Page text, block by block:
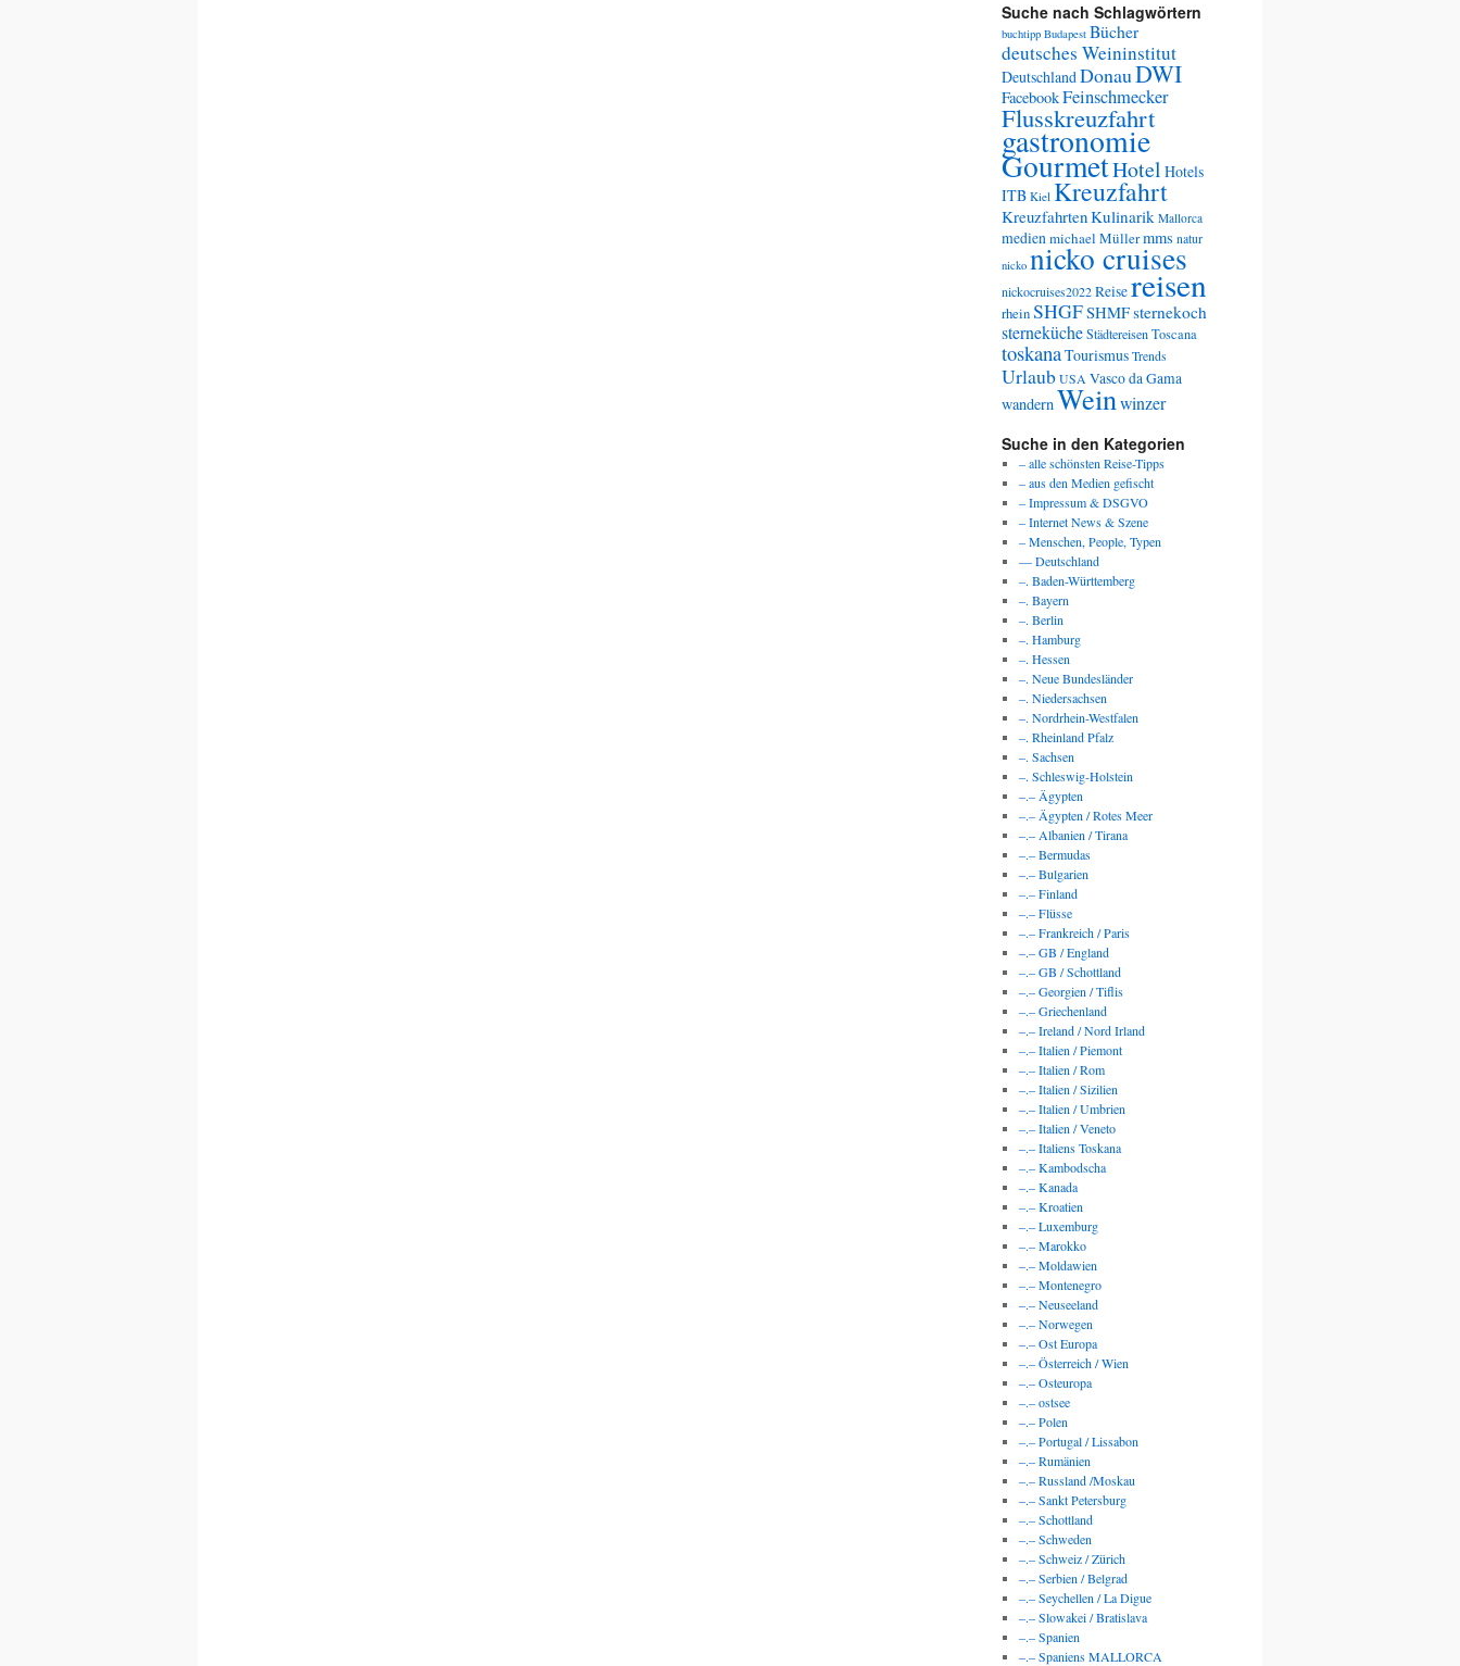
Suche nach Schlagwörtern
buchtipp Budapest Bücher
deutsches Weininstitut
DeutschlandDonauDWI
FacebookFeinschmecker
Flusskreuzfahrt
gastronomie
GourmetHotel Hotels
ITB Kiel Kreuzfahrt
KreuzfahrtenKulinarik Mallorca
medienmichael Müllermms natur
nicko nicko cruises
nickocruises2022Reisereisen
rheinSHGFSHMFsternekoch
sternekücheStädtereisenToscana
toskanaTourismus Trends
Urlaub USA Vasco da Gama
wandernWeinwinzer
Suche in den Kategorien
– alle schönsten Reise-Tipps
– aus den Medien gefischt
– Impressum & DSGVO
– Internet News & Szene
– Menschen, People, Typen
— Deutschland
–. Baden-Württemberg
–. Bayern
–. Berlin
–. Hamburg
–. Hessen
–. Neue Bundesländer
–. Niedersachsen
–. Nordrhein-Westfalen
–. Rheinland Pfalz
–. Sachsen
–. Schleswig-Holstein
–.– Ägypten
–.– Ägypten / Rotes Meer
–.– Albanien / Tirana
–.– Bermudas
–.– Bulgarien
–.– Finland
–.– Flüsse
–.– Frankreich / Paris
–.– GB / England
–.– GB / Schottland
–.– Georgien / Tiflis
–.– Griechenland
–.– Ireland / Nord Irland
–.– Italien / Piemont
–.– Italien / Rom
–.– Italien / Sizilien
–.– Italien / Umbrien
–.– Italien / Veneto
–.– Italiens Toskana
–.– Kambodscha
–.– Kanada
–.– Kroatien
–.– Luxemburg
–.– Marokko
–.– Moldawien
–.– Montenegro
–.– Neuseeland
–.– Norwegen
–.– Ost Europa
–.– Österreich / Wien
–.– Osteuropa
–.– ostsee
–.– Polen
–.– Portugal / Lissabon
–.– Rumänien
–.– Russland /Moskau
–.– Sankt Petersburg
–.– Schottland
–.– Schweden
–.– Schweiz / Zürich
–.– Serbien / Belgrad
–.– Seychellen / La Digue
–.– Slowakei / Bratislava
–.– Spanien
–.– Spaniens MALLORCA